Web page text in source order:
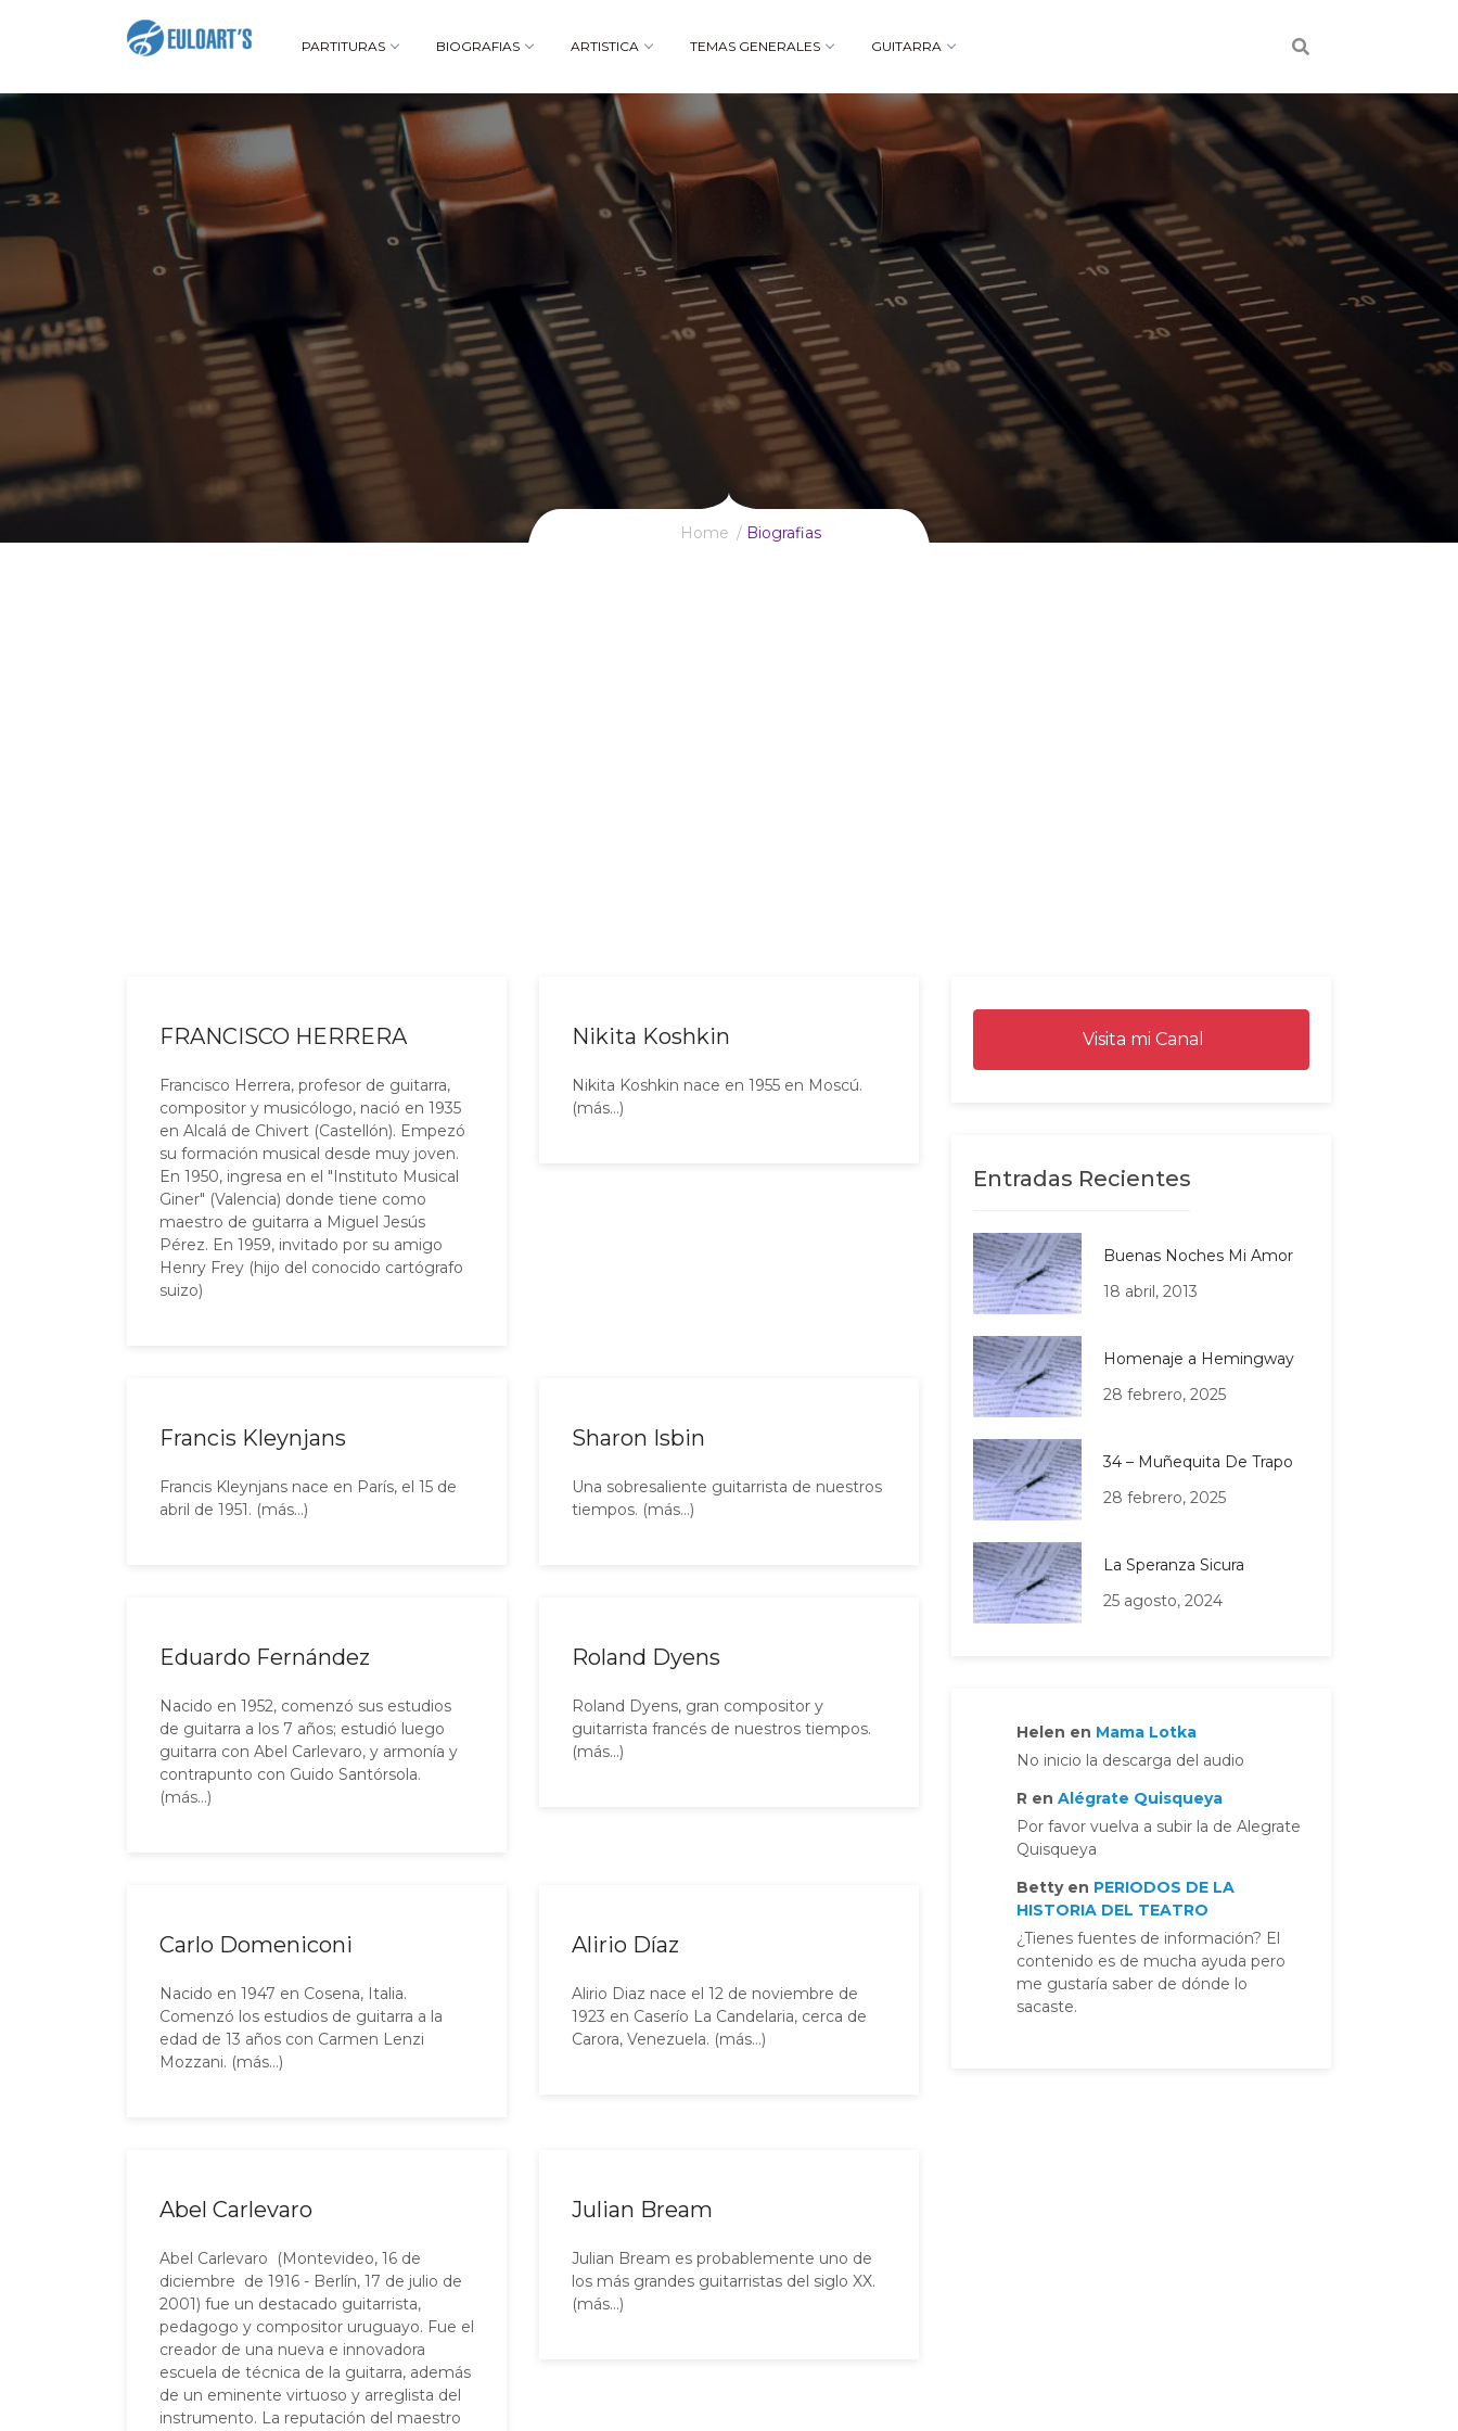
PARTITURAS BIOGRAFIAS ARTISTICA TEMAS GENERALES GUITARRA
Home Biografias
FRANCISCO HERRERA
Francisco Herrera, profesor de guitarra,
compositor y musicólogo, nació en 1935
en Alcalá de Chivert (Castellón). Empezó
su formación musical desde muy joven.
En 1950, ingresa en el "Instituto Musical
Giner" (Valencia) donde tiene como
maestro de guitarra a Miguel Jesús
Pérez. En 1959, invitado por su amigo
Henry Frey (hijo del conocido cartógrafo
suizo)
Nikita Koshkin
Nikita Koshkin nace en 1955 en Moscú.
(más…)
Francis Kleynjans
Francis Kleynjans nace en París, el 15 de
abril de 1951. (más…)
Sharon Isbin
Una sobresaliente guitarrista de nuestros
tiempos. (más…)
Eduardo Fernández
Nacido en 1952, comenzó sus estudios
de guitarra a los 7 años; estudió luego
guitarra con Abel Carlevaro, y armonía y
contrapunto con Guido Santórsola.
(más…)
Roland Dyens
Roland Dyens, gran compositor y
guitarrista francés de nuestros tiempos.
(más…)
Carlo Domeniconi
Nacido en 1947 en Cosena, Italia.
Comenzó los estudios de guitarra a la
edad de 13 años con Carmen Lenzi
Mozzani. (más…)
Alirio Díaz
Alirio Diaz nace el 12 de noviembre de
1923 en Caserío La Candelaria, cerca de
Carora, Venezuela. (más…)
Abel Carlevaro
Abel Carlevaro (Montevideo, 16 de
diciembre de 1916 - Berlín, 17 de julio de
2001) fue un destacado guitarrista,
pedagogo y compositor uruguayo. Fue el
creador de una nueva e innovadora
escuela de técnica de la guitarra, además
de un eminente virtuoso y arreglista del
instrumento. La reputación del maestro
Julian Bream
Julian Bream es probablemente uno de
los más grandes guitarristas del siglo XX.
(más…)
Visita mi Canal
Entradas Recientes
Buenas Noches Mi Amor
18 abril, 2013
Homenaje a Hemingway
28 febrero, 2025
34 – Muñequita De Trapo
28 febrero, 2025
La Speranza Sicura
25 agosto, 2024
Helen en Mama Lotka
No inicio la descarga del audio
R en Alégrate Quisqueya
Por favor vuelva a subir la de Alegrate
Quisqueya
Bettyen PERIODOS DE LA
HISTORIA DEL TEATRO
¿Tienes fuentes de información? El
contenido es de mucha ayuda pero
me gustaría saber de dónde lo
sacaste.